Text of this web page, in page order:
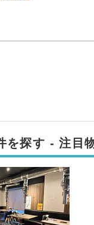
を探す - 注目